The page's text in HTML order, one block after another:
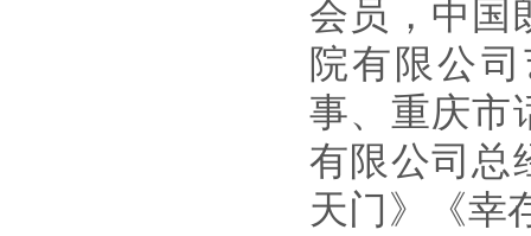
会员，中国
院有限公
事、重庆市
有限公司总
天门》《幸